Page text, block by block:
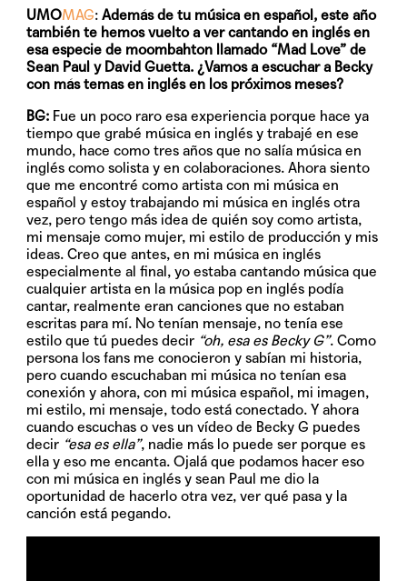
UMOMAG:Además de tu música en español, este año
también te hemos vuelto a ver cantando en inglés en
esa especie de moombahton llamado “Mad Love” de
Sean Paul y David Guetta. ¿Vamos a escuchar a Becky
con más temas en inglés en los próximos meses?
BG: Fue un poco raro esa experiencia porque hace ya
tiempo que grabé música en inglés y trabajé en ese
mundo, hace como tres años que no salía música en
inglés como solista y en colaboraciones. Ahora siento
que me encontré como artista con mi música en
español y estoy trabajando mi música en inglés otra
vez, pero tengo más idea de quién soy como artista,
mi mensaje como mujer, mi estilo de producción y mis
ideas. Creo que antes, en mi música en inglés
especialmente al final, yo estaba cantando música que
cualquier artista en la música pop en inglés podía
cantar, realmente eran canciones que no estaban
escritas para mí. No tenían mensaje, no tenía ese
estilo que tú puedes decir “oh, esa es Becky G”. Como
persona los fans me conocieron y sabían mi historia,
pero cuando escuchaban mi música no tenían esa
conexión y ahora, con mi música español, mi imagen,
mi estilo, mi mensaje, todo está conectado. Y ahora
cuando escuchas o ves un vídeo de Becky G puedes
decir “esa es ella”, nadie más lo puede ser porque es
ella y eso me encanta. Ojalá que podamos hacer eso
con mi música en inglés y sean Paul me dio la
oportunidad de hacerlo otra vez, ver qué pasa y la
canción está pegando.